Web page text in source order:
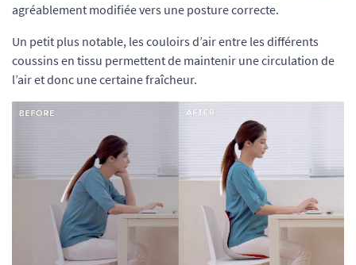
agréablement modifiée vers une posture correcte.
Un petit plus notable, les couloirs d’air entre les différents
coussins en tissu permettent de maintenir une circulation de
l’air et donc une certaine fraîcheur.